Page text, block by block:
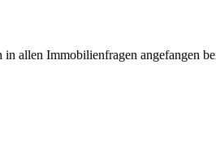
allen Immobilienfragen angefangen